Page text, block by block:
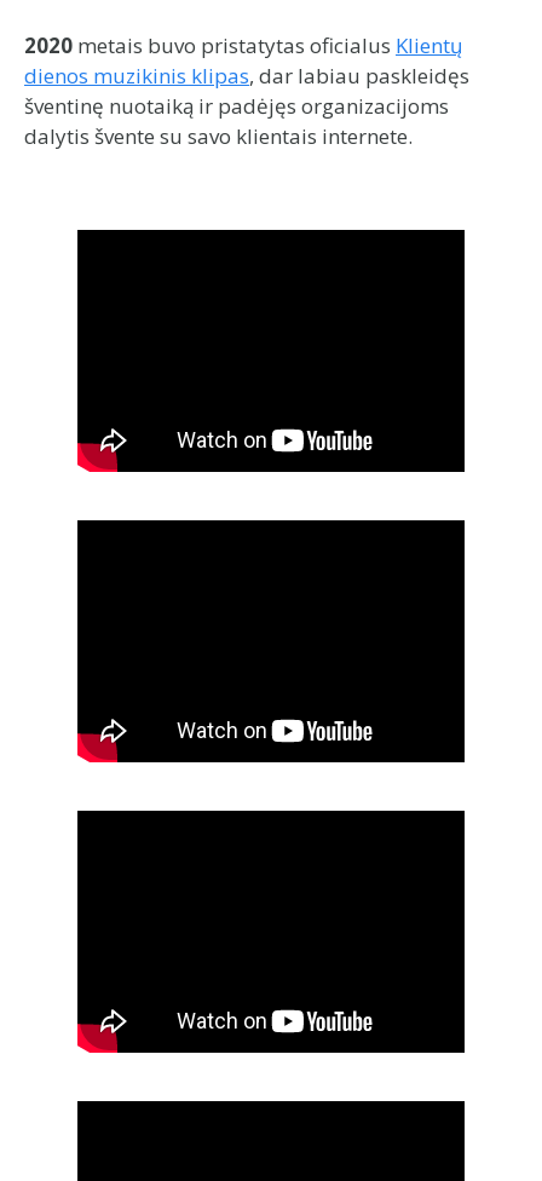
2020 metais buvo pristatytas oficialus Klientų
dienos muzikinis klipas, dar labiau paskleidęs
šventinę nuotaiką ir padėjęs organizacijoms
dalytis švente su savo klientais internete.